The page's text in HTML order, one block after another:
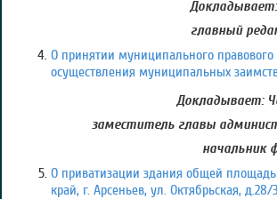
Докладывает:
главный
О принятии муниципального правового
осуществления муниципальных
Докладывает:
заместитель главы
начальник
О приватизации здания общей
край, г. Арсеньев, ул. Октябрьская, д.28/